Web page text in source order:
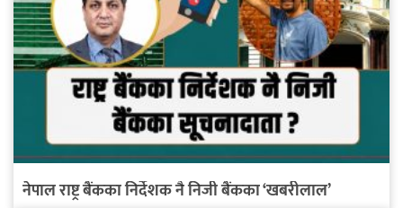
नेपाल राष्ट्र बैंकका निर्देशक नै निजी बैंकका ‘खबरीलाल’